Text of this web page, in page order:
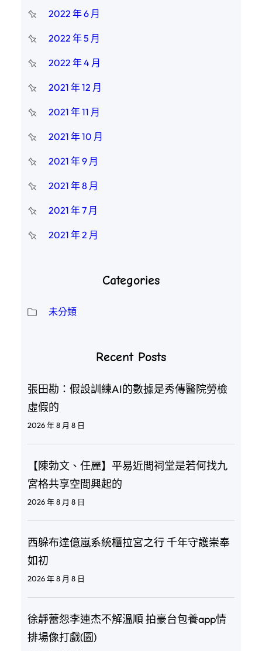
2022 年 6 月
2022 年 5 月
2022 年 4 月
2021 年 12 月
2021 年 11 月
2021 年 10 月
2021 年 9 月
2021 年 8 月
2021 年 7 月
2021 年 2 月
Categories
未分類
Recent Posts
張田勘：假設訓練AI的數據是秀傳醫院勞檢
虛假的
2026 年 8 月 8 日
【陳勃文、任麗】平易近間祠堂是若何找九
宮格共享空間興起的
2026 年 8 月 8 日
西躲布達億嵐系統櫃拉宮之行 千年守護崇奉
如初
2026 年 8 月 8 日
徐靜蕾怨李連杰不解溫順 拍豪台包養app情
排場像打戲(圖)